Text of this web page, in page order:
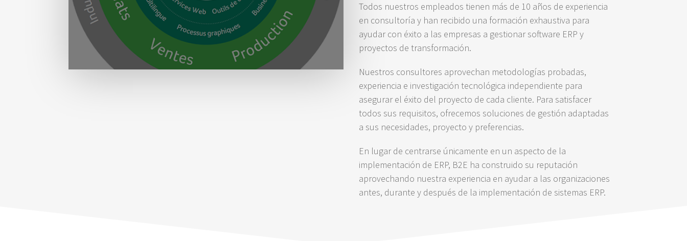
Todos nuestros empleados tienen más de 10 años de experiencia
en consultoría y han recibido una formación exhaustiva para
ayudar con éxito a las empresas a gestionar software ERP y
proyectos de transformación.
Nuestros consultores aprovechan metodologías probadas,
experiencia e investigación tecnológica independiente para
asegurar el éxito del proyecto de cada cliente. Para satisfacer
todos sus requisitos, ofrecemos soluciones de gestión adaptadas
a sus necesidades, proyecto y preferencias.
En lugar de centrarse únicamente en un aspecto de la
implementación de ERP, B2E ha construido su reputación
aprovechando nuestra experiencia en ayudar a las organizaciones
antes, durante y después de la implementación de sistemas ERP.